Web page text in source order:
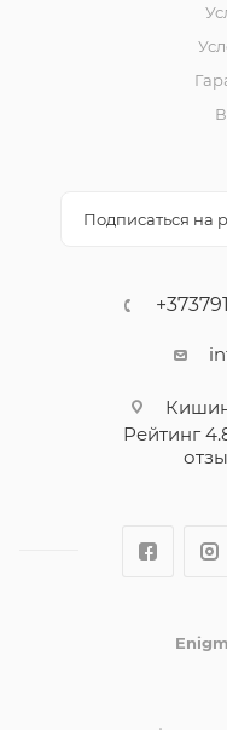
Подписаться на
Рейтинг